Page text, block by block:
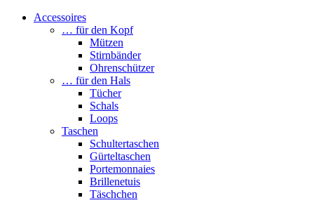
Accessoires
… für den Kopf
Mützen
Stirnbänder
Ohrenschützer
… für den Hals
Tücher
Schals
Loops
Taschen
Schultertaschen
Gürteltaschen
Portemonnaies
Brillenetuis
Täschchen